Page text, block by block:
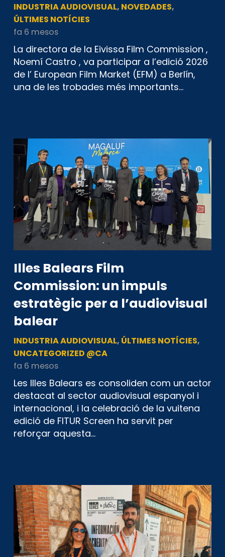
INDUSTRIA AUDIOVISUAL, NOVEDADES,
ÚLTIMES NOTÍCIES
fa 6 mesos
La directora de la Eivissa Film Commission ,
Noemí Castro , va participar a l’edició 2026
de l’ European Film Market (EFM) a Berlín,
una de les trobades més importants…
Illes Balears Film
Commission: un impuls
estratègic per a l’audiovisual
balear
INDUSTRIA AUDIOVISUAL, ÚLTIMES NOTÍCIES,
UNCATEGORIZED @CA
fa 6 mesos
Les Illes Balears es consoliden com un actor
destacat al sector audiovisual espanyol i
internacional, i la celebració de la vuitena
edició de FITUR Screen ha servit per
reforçar aquesta…